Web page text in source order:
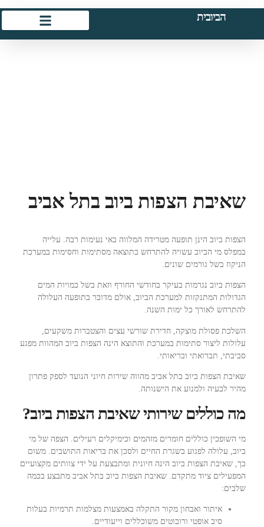
הביובית
שאיבת הצפות ביוב בתל אביב
הצפות ביוב הינן תופעה מטרידה המלווה באי נעימות רבה. עלייה
במפלס מי הביוב עשויה להתרחש כתוצאה מסתימות וחסימות במערכת
הניקוז בשל גורמים שונים.
הצפות ביוב נגרמות בעיקר בחודשי החורף וזאת בשל כמויות המים
הגדולות המתנקזות למערכת הביוב, אולם מדובר בתופעה העלולה
להתרחש לאורך כל ימות השנה.
השלכת פסולת מוצקה, חדירת שורשי עצים והצטברות משקעים,
עלולות ליצור סתימות במערכת והתוצא הינה הצפות ביוב המהוות מפגע
סביבתי, תברואתי ובריאותי.
שאיבת הצפות ביוב בתל אביב מהווה שירות חיוני הנועד לספק פתרון
מהיר לבעיה ולמנוע את הישנותה.
מה כוללים שירותי שאיבת הצפות ביוב?
מי השופכין כוללים חומרים מזהמים וכימיקלים רעילים. הצפה של מי
ביוב, עלולה לפגוע בשגרת החיים ולסכן את בריאות התושבים. משום
כך, שאיבת הצפות ביוב הינה חיונית ומתבצעת על ידי צוותים מקצועיים
המפעילים ציוד מתקדם. שאיבת הצפות ביוב בתל אביב מתבצע בכמה
שלבים:
איתור ואבחון מקור התקלה באמצעות מצלמות תרמיות בעלות
סיב אופטי ורובוטים משוכללים וייעודיים.